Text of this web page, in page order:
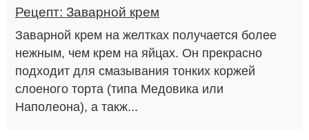
Рецепт: Заварной крем
Заварной крем на желтках получается более
нежным, чем крем на яйцах. Он прекрасно
подходит для смазывания тонких коржей
слоеного торта (типа Медовика или
Наполеона), а такж...